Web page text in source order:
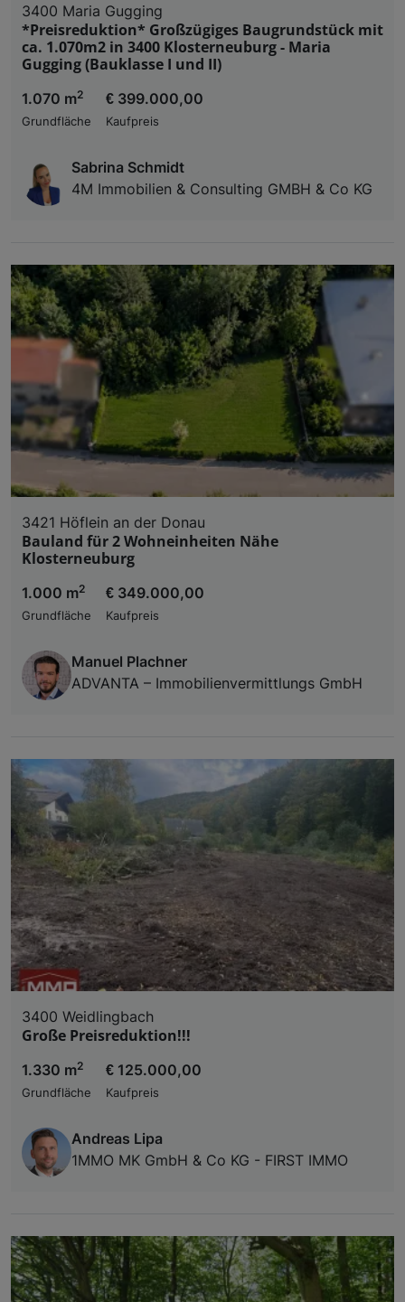
3400 Maria Gugging
*Preisreduktion* Großzügiges Baugrundstück mit
ca. 1.070m2 in 3400 Klosterneuburg - Maria
Gugging (Bauklasse I und II)
1.070 m2
Grundfläche
€ 399.000,00
Kaufpreis
Sabrina Schmidt
4M Immobilien & Consulting GMBH & Co KG
3421 Höflein an der Donau
Bauland für 2 Wohneinheiten Nähe
Klosterneuburg
1.000 m2
Grundfläche
€ 349.000,00
Kaufpreis
Manuel Plachner
ADVANTA – Immobilienvermittlungs GmbH
3400 Weidlingbach
Große Preisreduktion!!!
1.330 m2
Grundfläche
€ 125.000,00
Kaufpreis
Andreas Lipa
1MMO MK GmbH & Co KG - FIRST IMMO